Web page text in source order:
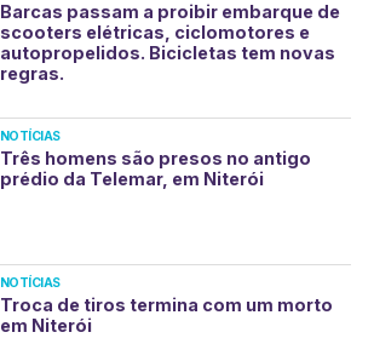
Barcas passam a proibir embarque de
scooters elétricas, ciclomotores e
autopropelidos. Bicicletas tem novas
regras.
NOTÍCIAS
Três homens são presos no antigo
prédio da Telemar, em Niterói
NOTÍCIAS
Troca de tiros termina com um morto
em Niterói